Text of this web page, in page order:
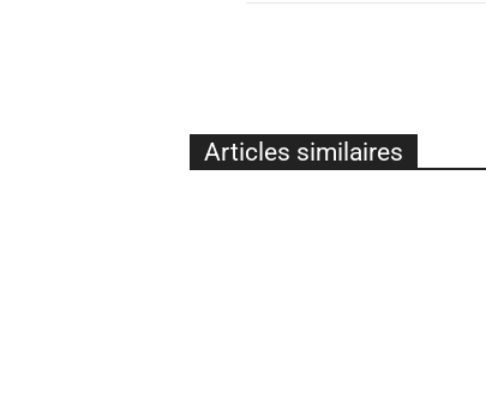
Articles similaires